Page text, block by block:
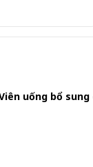
uống bổ sung